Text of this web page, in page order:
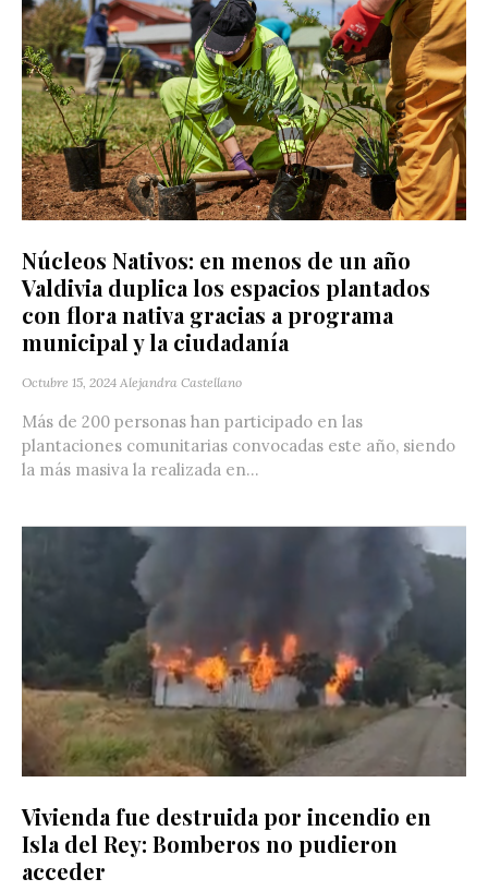
Núcleos Nativos: en menos de un año
Valdivia duplica los espacios plantados
con flora nativa gracias a programa
municipal y la ciudadanía
Octubre 15, 2024 Alejandra Castellano
Más de 200 personas han participado en las
plantaciones comunitarias convocadas este año, siendo
la más masiva la realizada en...
Vivienda fue destruida por incendio en
Isla del Rey: Bomberos no pudieron
acceder